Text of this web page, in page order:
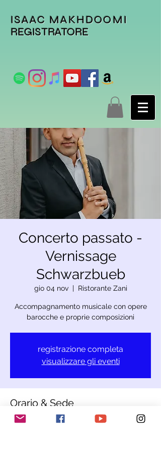
ISAAC MAKHDOOMI
REGISTRATORE
Concerto passato -
Vernissage
Schwarzbueb
gio 04 nov
  |
Ristorante Zani
Accompagnamento musicale con opere
barocche e proprie composizioni
registrazione completa
visualizzare gli eventi
Orario & Sede
04 nov 2021, 18:00